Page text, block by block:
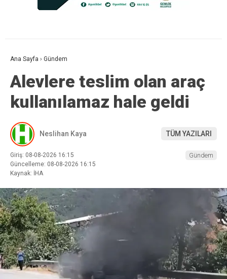
Ana Sayfa › Gündem
Alevlere teslim olan araç
kullanılamaz hale geldi
Neslihan Kaya TÜM YAZILARI
Giriş: 08-08-2026 16:15
Güncelleme: 08-08-2026 16:15
Kaynak: İHA
Gündem